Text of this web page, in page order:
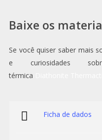
Baixe os
Se você quiser saber mais
e curiosidades
térmica
Ficha de dados